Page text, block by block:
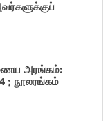
அரங்கம்:
; நூலரங்கம்